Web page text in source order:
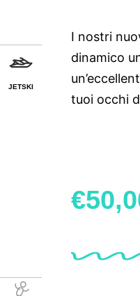
JETSKI
I nostri
dinamico
tuoi occhi
€